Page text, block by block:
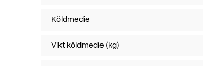
Köldmedie
Vikt köldmedie (kg)